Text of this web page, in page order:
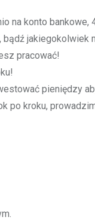
na konto bankowe,
bądź jakiegokolwiek
pracować!
pieniędzy
po kroku,